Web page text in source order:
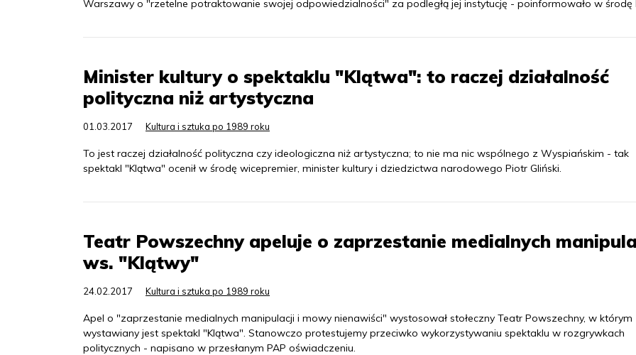
Warszawy o "rzetelne potraktowanie swojej odpowiedzialności" za podległą jej instytucję - poinformowało w środę
Minister kultury o spektaklu "Klątwa": to raczej działalność
polityczna niż artystyczna
01.03.2017 Kultura i sztuka po 1989 roku
To jest raczej działalność polityczna czy ideologiczna niż artystyczna; to nie ma nic wspólnego z Wyspiańskim - tak
spektakl "Klątwa" ocenił w środę wicepremier, minister kultury i dziedzictwa narodowego Piotr Gliński.
Teatr Powszechny apeluje o zaprzestanie medialnych
ws. "Klątwy"
24.02.2017 Kultura i sztuka po 1989 roku
Apel o "zaprzestanie medialnych manipulacji i mowy nienawiści" wystosował stołeczny Teatr Powszechny, w którym
wystawiany jest spektakl "Klątwa". Stanowczo protestujemy przeciwko wykorzystywaniu spektaklu w rozgrywkach
politycznych - napisano w przesłanym PAP oświadczeniu.